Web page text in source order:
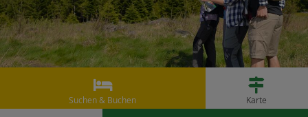

Suchen & Buchen

Karte